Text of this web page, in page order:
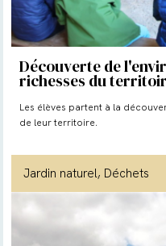
Découverte de
richesses du
Les élèves partent à la
de leur territoire.
Jardin naturel, Déchets